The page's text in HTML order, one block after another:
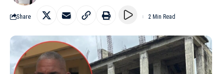
Share 2 Min Read